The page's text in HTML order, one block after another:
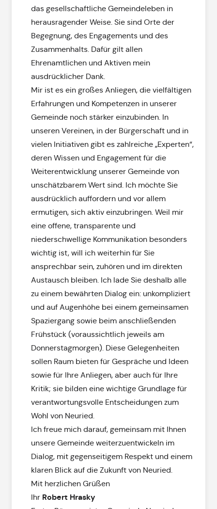
das gesellschaftliche Gemeindeleben in
herausragender Weise. Sie sind Orte der
Begegnung, des Engagements und des
Zusammenhalts. Dafür gilt allen
Ehrenamtlichen und Aktiven mein
ausdrücklicher Dank.
Mir ist es ein großes Anliegen, die vielfältigen
Erfahrungen und Kompetenzen in unserer
Gemeinde noch stärker einzubinden. In
unseren Vereinen, in der Bürgerschaft und in
vielen Initiativen gibt es zahlreiche „Experten“,
deren Wissen und Engagement für die
Weiterentwicklung unserer Gemeinde von
unschätzbarem Wert sind. Ich möchte Sie
ausdrücklich auffordern und vor allem
ermutigen, sich aktiv einzubringen. Weil mir
eine offene, transparente und
niederschwellige Kommunikation besonders
wichtig ist, will ich weiterhin für Sie
ansprechbar sein, zuhören und im direkten
Austausch bleiben. Ich lade Sie deshalb alle
zu einem bewährten Dialog ein: unkompliziert
und auf Augenhöhe bei einem gemeinsamen
Spaziergang sowie beim anschließenden
Frühstück (voraussichtlich jeweils am
Donnerstagmorgen). Diese Gelegenheiten
sollen Raum bieten für Gespräche und Ideen
sowie für Ihre Anliegen, aber auch für Ihre
Kritik; sie bilden eine wichtige Grundlage für
verantwortungsvolle Entscheidungen zum
Wohl von Neuried.
Ich freue mich darauf, gemeinsam mit Ihnen
unsere Gemeinde weiterzuentwickeln im
Dialog, mit gegenseitigem Respekt und einem
klaren Blick auf die Zukunft von Neuried.
Mit herzlichen Grüßen
Ihr Robert Hrasky